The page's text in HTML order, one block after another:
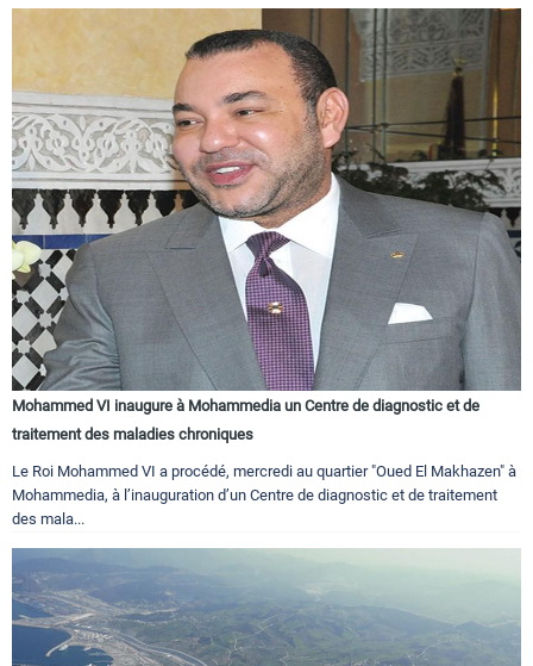
Mohammed VI inaugure à Mohammedia un Centre de diagnostic et de
traitement des maladies chroniques
Le Roi Mohammed VI a procédé, mercredi au quartier "Oued El Makhazen" à
Mohammedia, à l’inauguration d’un Centre de diagnostic et de traitement
des mala...